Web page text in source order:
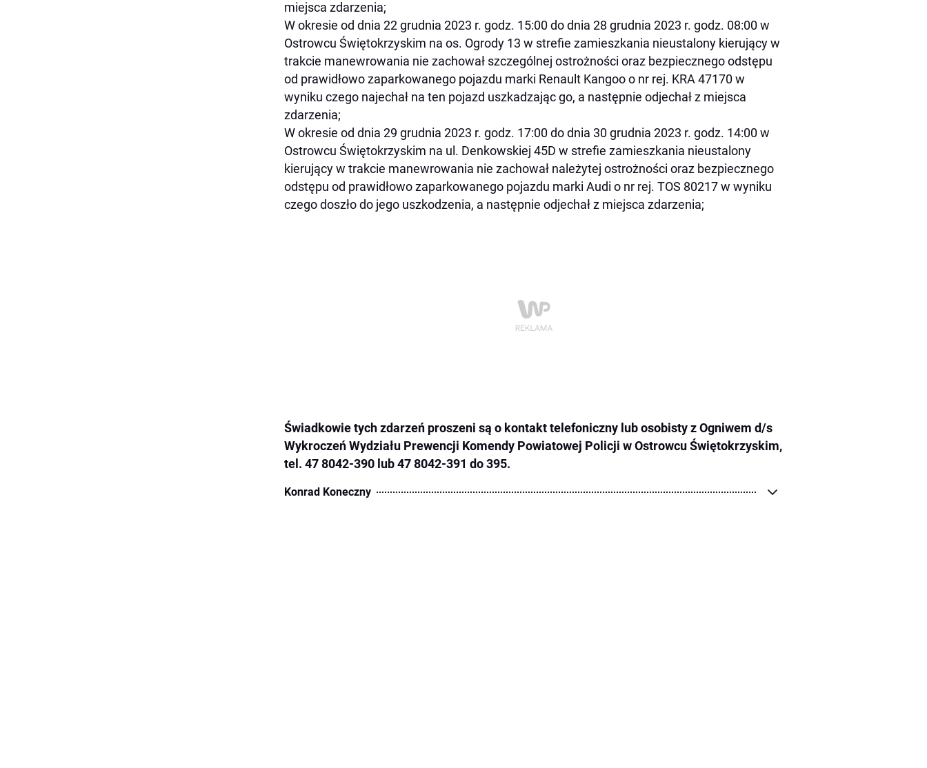
miejsca zdarzenia;
W okresie od dnia 22 grudnia 2023 r. godz. 15:00 do dnia 28 grudnia 2023 r. godz. 08:00 w
Ostrowcu Świętokrzyskim na os. Ogrody 13 w strefie zamieszkania nieustalony kierujący w
trakcie manewrowania nie zachował szczególnej ostrożności oraz bezpiecznego odstępu
od prawidłowo zaparkowanego pojazdu marki Renault Kangoo o nr rej. KRA 47170 w
wyniku czego najechał na ten pojazd uszkadzając go, a następnie odjechał z miejsca
zdarzenia;
W okresie od dnia 29 grudnia 2023 r. godz. 17:00 do dnia 30 grudnia 2023 r. godz. 14:00 w
Ostrowcu Świętokrzyskim na ul. Denkowskiej 45D w strefie zamieszkania nieustalony
kierujący w trakcie manewrowania nie zachował należytej ostrożności oraz bezpiecznego
odstępu od prawidłowo zaparkowanego pojazdu marki Audi o nr rej. TOS 80217 w wyniku
czego doszło do jego uszkodzenia, a następnie odjechał z miejsca zdarzenia;
Świadkowie tych zdarzeń proszeni są o kontakt telefoniczny lub osobisty z Ogniwem d/s
Wykroczeń Wydziału Prewencji Komendy Powiatowej Policji w Ostrowcu Świętokrzyskim,
tel. 47 8042-390 lub 47 8042-391 do 395.
Konrad Koneczny